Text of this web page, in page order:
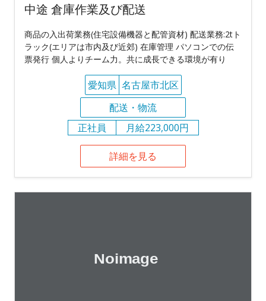
中途 倉庫作業及び配送
商品の入出荷業務(住宅設備機器と配管資材) 配送業務:2tト
ラック(エリアは市内及び近郊) 在庫管理 パソコンでの伝
票発行 個人よりチーム力。共に成長できる環境が有り
愛知県 名古屋市北区
配送・物流
正社員
月給223,000円
詳細を見る